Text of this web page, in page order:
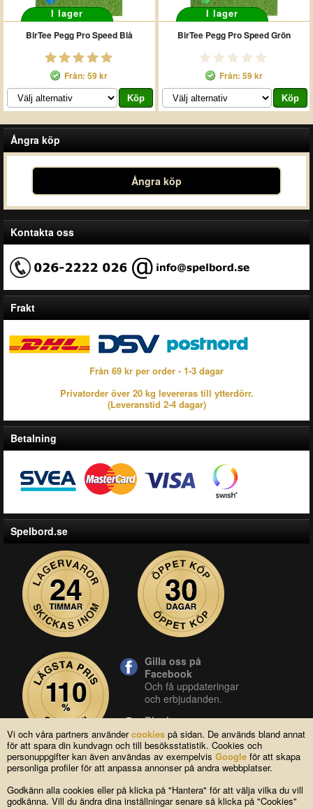
Vi och våra partners användercookies på sidan. De används bland annat
för att spara din kundvagn och till besöksstatistik. Cookies och
personuppgifter kan även användas av exempelvis Google för att skapa
personliga profiler för att anpassa annonser på andra webbplatser.
Godkänn alla cookies eller på klicka på "Hantera" för att välja vilka du vill
godkänna. Vill du ändra dina inställningar senare så klicka på "Cookies"
I lager
BirTee Pegg Pro Speed Blå
Från: 59 kr
I lager
BirTee Pegg Pro Speed Grön
Från: 59 kr
Ångra köp
Ångra köp
Kontakta oss
Frakt
Från 69 kr per order - 1-3 dagar
Privatorder över 20 kg levereras till ytterdörr.
(Leveranstid 2-4 dagar)
Betalning
Spelbord.se
Gilla oss på
Facebook
Och få uppdateringar
och erbjudanden.
Blocket
Vår butik på blocket.
YouTube
Se våra produkter live